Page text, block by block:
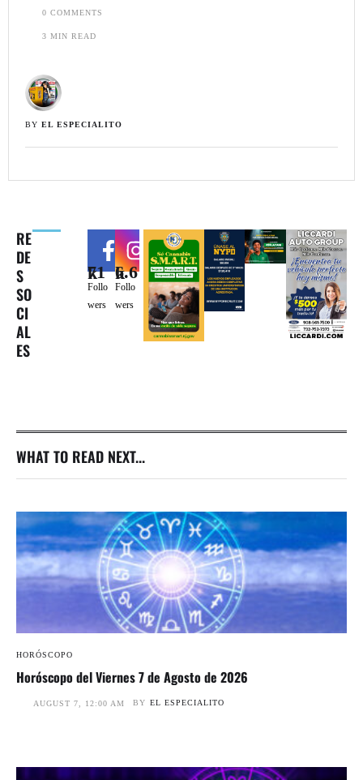
0 COMMENTS
3 MIN READ
BY EL ESPECIALITO
RE
DE
S
SO
CI
AL
ES
71k
Follo
wers
6.6k
Follo
wers
WHAT TO READ NEXT...
HORÓSCOPO
Horóscopo del Viernes 7 de Agosto de 2026
AUGUST 7, 12:00 AM BY EL ESPECIALITO